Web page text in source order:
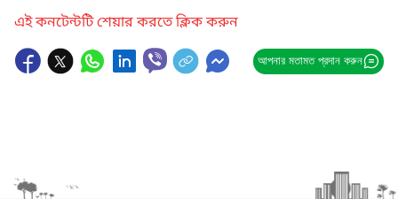
এই কনটেন্টটি শেয়ার করতে ক্লিক করুন
আপনার মতামত প্রদান করুন